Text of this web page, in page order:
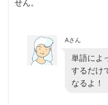
せん。
Aさん
単語によ
するだけ
なるよ！